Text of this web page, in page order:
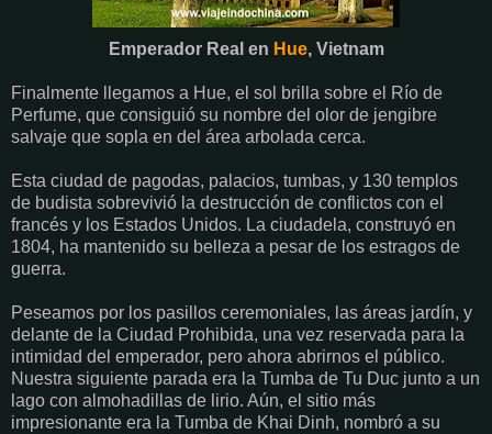
Emperador Real en Hue, Vietnam
Finalmente llegamos a Hue, el sol brilla sobre el Río de
Perfume, que consiguió su nombre del olor de jengibre
salvaje que sopla en del área arbolada cerca.
Esta ciudad de pagodas, palacios, tumbas, y 130 templos
de budista sobrevivió la destrucción de conflictos con el
francés y los Estados Unidos. La ciudadela, construyó en
1804, ha mantenido su belleza a pesar de los estragos de
guerra.
Peseamos por los pasillos ceremoniales, las áreas jardín, y
delante de la Ciudad Prohibida, una vez reservada para la
intimidad del emperador, pero ahora abrirnos el público.
Nuestra siguiente parada era la Tumba de Tu Duc junto a un
lago con almohadillas de lirio. Aún, el sitio más
impresionante era la Tumba de Khai Dinh, nombró a su